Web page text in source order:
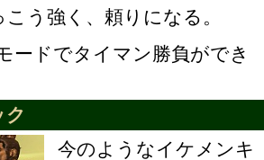
う強く、頼りになる。
ードでタイマン勝負ができ
ク
今のようなイケメンキ